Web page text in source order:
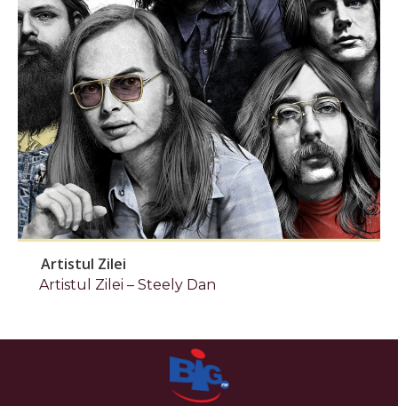
Artistul Zilei
Artistul Zilei – Steely Dan